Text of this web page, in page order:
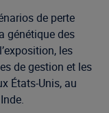
de perte
génétique des
les
de gestion et les
États-Unis, au